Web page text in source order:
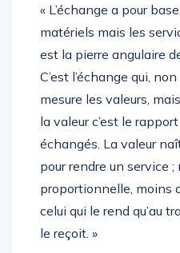
« L’échange a pour
matériels mais les
est la pierre angulaire
C’est l’échange qui,
mesure les valeurs,
la valeur c’est le
échangés. La valeur
pour rendre un service
proportionnelle, moins
celui qui le rend qu’au
le reçoit. »